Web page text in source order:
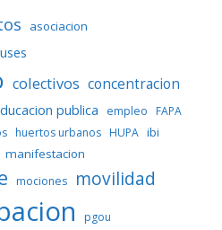
asociacion
colectivos concentracion
publica empleo FAPA
huertos urbanos HUPA ibi
manifestacion
mociones movilidad
pgou